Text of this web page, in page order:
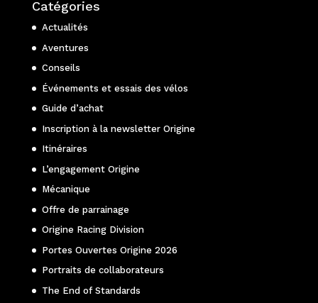
Catégories
Actualités
Aventures
Conseils
Événements et essais des vélos
Guide d’achat
Inscription à la newsletter Origine
Itinéraires
L’engagement Origine
Mécanique
Offre de parrainage
Origine Racing Division
Portes Ouvertes Origine 2026
Portraits de collaborateurs
The End of Standards